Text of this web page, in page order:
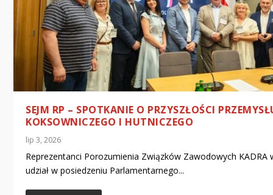
SEJM RP – SPOTKANIE O PRZYSZŁOŚCI
KOKSOWNICZEGO I HUTNICZEGO
lip 3, 2026
Reprezentanci Porozumienia Związków Zawodowych KADRA
udział w posiedzeniu Parlamentarnego...